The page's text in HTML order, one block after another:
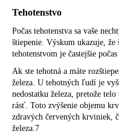
Tehotenstvo
Počas tehotenstva sa vaše
štiepenie. Výskum ukazuje,
tehotenstvom je častejšie
Ak ste tehotná a máte
železa. U tehotných ľudí je
nedostatku železa, pretože
rásť. Toto zvýšenie objemu
zdravých červených krviniek,
železa.7